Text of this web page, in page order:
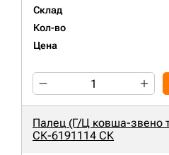
Склад
Кол-во
Цена
Палец (Г/Ц ковша-звено
СК-6191114 СК